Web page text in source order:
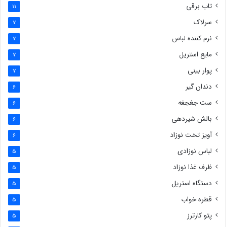
تاب برقی 11
سرلاک 7
نرم کننده لباس 7
مایع استریل 7
پوار بینی 7
دندان گیر 6
ست جغجغه 6
بالش شیردهی 6
آویز تخت نوزاد 6
لباس نوزادی 5
ظرف غذا نوزاد 5
دستگاه استریل 5
قطره خواب 5
پتو کارترز 5